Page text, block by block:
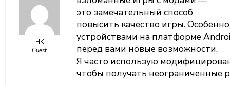
HK
Guest
это замечательный способ
повысить качество игры.
устройствами на платформе
перед вами новые возможности.
Я часто использую
чтобы получать неограниченные